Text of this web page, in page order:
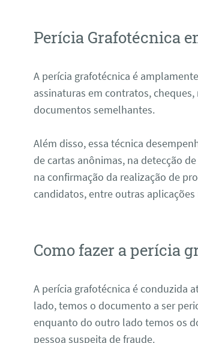
Perícia Grafotécnica
A perícia grafotécnica é
assinaturas em contratos,
documentos semelhantes.
Além disso, essa técnica
de cartas anônimas, na detecção
na confirmação da realização de
candidatos, entre outras aplicações
Como fazer a perícia
A perícia grafotécnica é conduzida
lado, temos o documento a ser
enquanto do outro lado temos os
pessoa suspeita de fraude.